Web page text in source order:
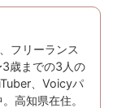
フリーランス
歳までの3人の
、Voicyパ
高知県在住。